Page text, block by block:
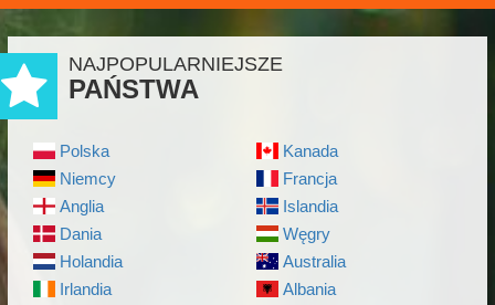
NAJPOPULARNIEJSZE
PAŃSTWA
Polska
Niemcy
Anglia
Dania
Holandia
Irlandia
Kanada
Francja
Islandia
Węgry
Australia
Albania